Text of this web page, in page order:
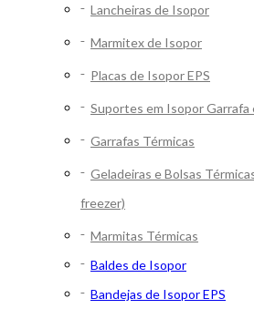
Lancheiras de Isopor
Marmitex de Isopor
Placas de Isopor EPS
Suportes em Isopor Garrafa
Garrafas Térmicas
Geladeiras e Bolsas
freezer)
Marmitas Térmicas
Baldes de Isopor
Bandejas de Isopor EPS